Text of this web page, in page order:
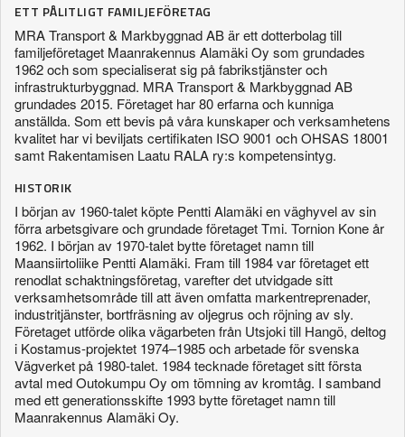
ETT PÅLITLIGT FAMILJEFÖRETAG
MRA Transport & Markbyggnad AB är ett dotterbolag till
familjeföretaget Maanrakennus Alamäki Oy som grundades
1962 och som specialiserat sig på fabrikstjänster och
infrastrukturbyggnad. MRA Transport & Markbyggnad AB
grundades 2015. Företaget har 80 erfarna och kunniga
anställda. Som ett bevis på våra kunskaper och verksamhetens
kvalitet har vi beviljats certifikaten ISO 9001 och OHSAS 18001
samt Rakentamisen Laatu RALA ry:s kompetensintyg.
HISTORIK
I början av 1960-talet köpte Pentti Alamäki en väghyvel av sin
förra arbetsgivare och grundade företaget Tmi. Tornion Kone år
1962. I början av 1970-talet bytte företaget namn till
Maansiirtoliike Pentti Alamäki. Fram till 1984 var företaget ett
renodlat schaktningsföretag, varefter det utvidgade sitt
verksamhetsområde till att även omfatta markentreprenader,
industritjänster, bortfräsning av oljegrus och röjning av sly.
Företaget utförde olika vägarbeten från Utsjoki till Hangö, deltog
i Kostamus-projektet 1974–1985 och arbetade för svenska
Vägverket på 1980-talet. 1984 tecknade företaget sitt första
avtal med Outokumpu Oy om tömning av kromtåg. I samband
med ett generationsskifte 1993 bytte företaget namn till
Maanrakennus Alamäki Oy.